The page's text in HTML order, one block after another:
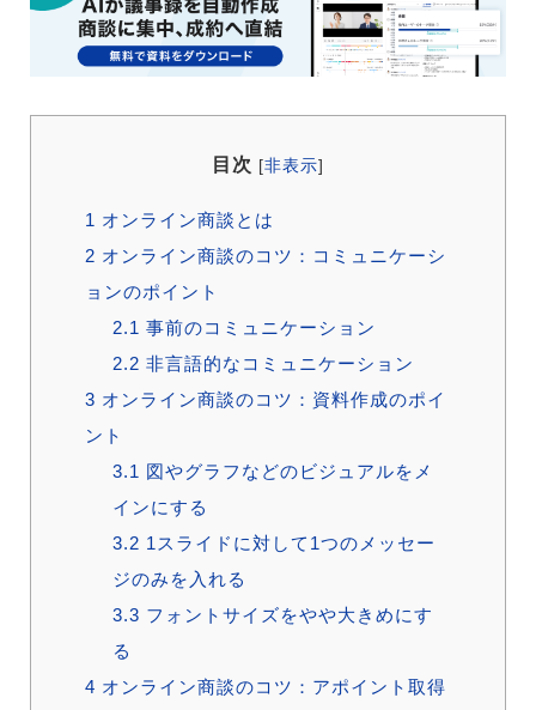
目次 [非表示]
1 オンライン商談とは
2 オンライン商談のコツ：コミュニケーシ
ョンのポイント
2.1 事前のコミュニケーション
2.2 非言語的なコミュニケーション
3 オンライン商談のコツ：資料作成のポイ
ント
3.1 図やグラフなどのビジュアルをメ
インにする
3.2 1スライドに対して1つのメッセー
ジのみを入れる
3.3 フォントサイズをやや大きめにす
る
4 オンライン商談のコツ：アポイント取得